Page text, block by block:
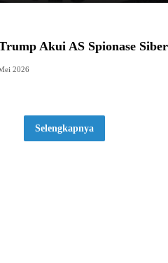
Akui AS Spionase
2026
Selengkapnya